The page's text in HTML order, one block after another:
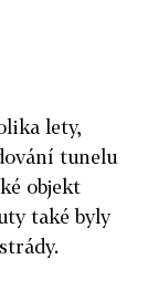
lety,
tunelu
objekt
také byly